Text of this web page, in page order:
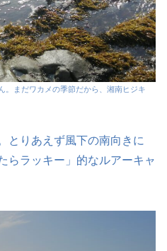
。まだワカメの季節だから、湘南ヒジキ
とりあえず風下の南向きに
らラッキー」的なルアーキャ